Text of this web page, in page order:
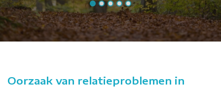
Oorzaak van relatieproblemen in